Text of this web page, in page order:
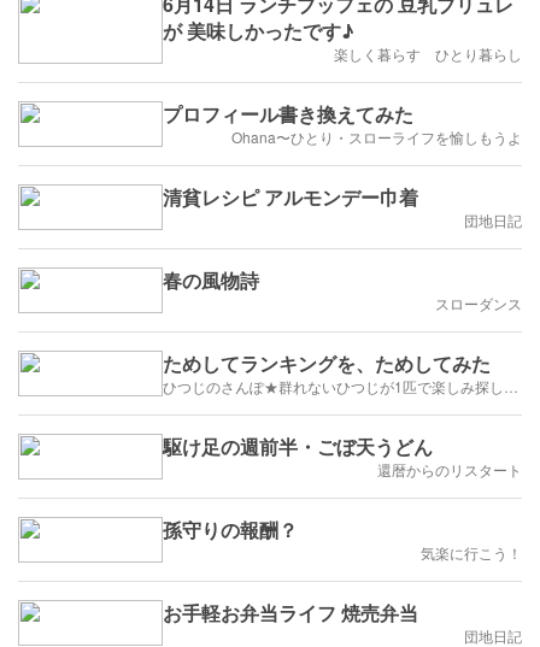
が 美味しかったです♪
楽しく暮らす ひとり暮らし
プロフィール書き換えてみた
Ohana〜ひとり・スローライフを愉しもうよ
清貧レシピ アルモンデー巾着
団地日記
春の風物詩
スローダンス
ためしてランキングを、ためしてみた
駆け足の週前半・ごぼ天うどん
還暦からのリスタート
孫守りの報酬？
気楽に行こう！
お手軽お弁当ライフ 焼売弁当
団地日記